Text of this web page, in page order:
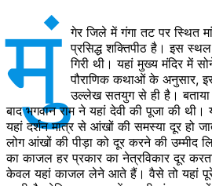
मुं
गेर जिले में गंगा तट पर स्थित
प्रसिद्ध शक्तिपीठ है। इस
गिरी थी। यहां मुख्य मंदिर में
पौराणिक कथाओं के अनुसार,
उल्लेख सतयुग से ही है।
बाद भगवान राम ने यहां देवी की पूजा की थी।
यहां दर्शन मात्र से आंखों की समस्या दूर हो
लोग आंखों की पीड़ा को दूर करने की उम्मीद
का काजल हर प्रकार का नेत्रविकार दूर
केवल यहां काजल लेने आते हैं। वैसे तो यहां